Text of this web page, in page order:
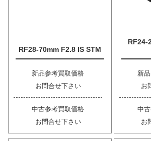
RF28-70mm F2.8 IS STM
新品参考買取価格
お問合せ下さい
中古参考買取価格
お問合せ下さい
RF24-
新
お
中
お